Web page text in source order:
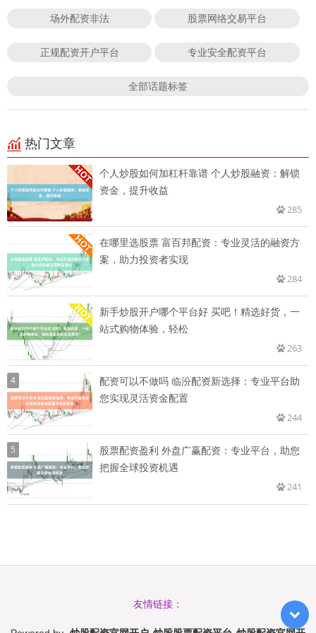
场外配资非法 股票网络交易平台
正规配资开户平台 专业安全配资平台
全部话题标签
热门文章
个人炒股如何加杠杆靠谱 个人炒股融资：解锁
资金，提升收益
285
在哪里选股票 富百邦配资：专业灵活的融资方
案，助力投资者实现
284
新手炒股开户哪个平台好 买吧！精选好货，一
站式购物体验，轻松
263
4
配资可以不做吗 临汾配资新选择：专业平台助
您实现灵活资金配置
244
5
股票配资盈利 外盘广赢配资：专业平台，助您
把握全球投资机遇
241
友情链接：